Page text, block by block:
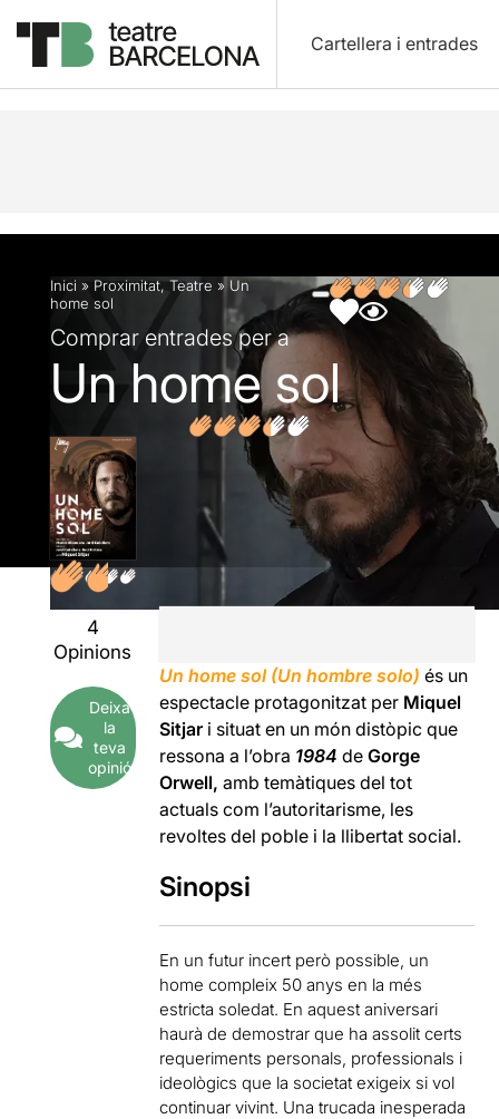
Cartellera i entrades
Descripció Fitxa artística Fotos i vídeos
Inici » Proximitat,Teatre » Un
home sol
Comprar entrades per a
Un home sol
4
Opinions
Deixa
la
teva
opinió
Un home sol (Un hombre solo) és un
espectacle protagonitzat per Miquel
Sitjar i situat en un món distòpic que
ressona a l’obra 1984 deGorge
Orwell, amb temàtiques del tot
actuals com l’autoritarisme, les
revoltes del poble i la llibertat social.
Sinopsi
En un futur incert però possible, un
home compleix 50 anys en la més
estricta soledat. En aquest aniversari
haurà de demostrar que ha assolit certs
requeriments personals, professionals i
ideològics que la societat exigeix si vol
continuar vivint. Una trucada inesperada